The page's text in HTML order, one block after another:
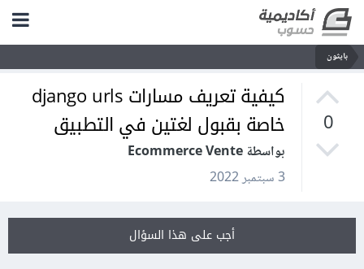
بايثون
0
كيفية تعريف مسارات django urls
خاصة بقبول لغتين في التطبيق
بواسطة Ecommerce Vente
3 سبتمبر 2022
أجب على هذا السؤال